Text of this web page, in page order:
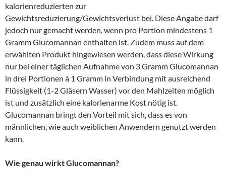
kalorienreduzierten zur
Gewichtsreduzierung/Gewichtsverlust bei. Diese Angabe darf
jedoch nur gemacht werden, wenn pro Portion mindestens 1
Gramm Glucomannan enthalten ist. Zudem muss auf dem
erwählten Produkt hingewiesen werden, dass diese Wirkung
nur bei einer täglichen Aufnahme von 3 Gramm Glucomannan
in drei Portionen à 1 Gramm in Verbindung mit ausreichend
Flüssigkeit (1-2 Gläsern Wasser) vor den Mahlzeiten möglich
ist und zusätzlich eine kalorienarme Kost nötig ist.
Glucomannan bringt den Vorteil mit sich, dass es von
männlichen, wie auch weiblichen Anwendern genutzt werden
kann.
Wie genau wirkt Glucomannan?